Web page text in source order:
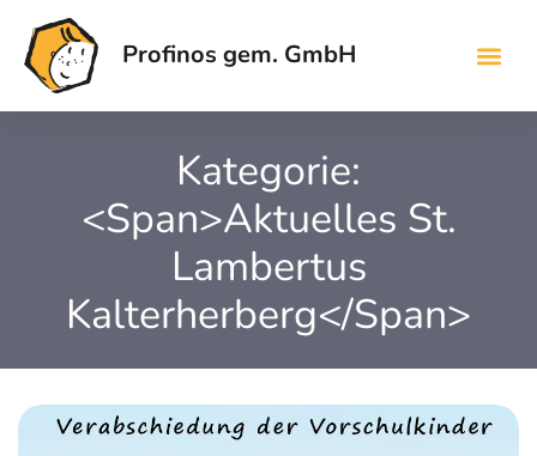
Profinos gem. GmbH
Kategorie:
<span>Aktuelles St.
Lambertus
Kalterherberg</span>